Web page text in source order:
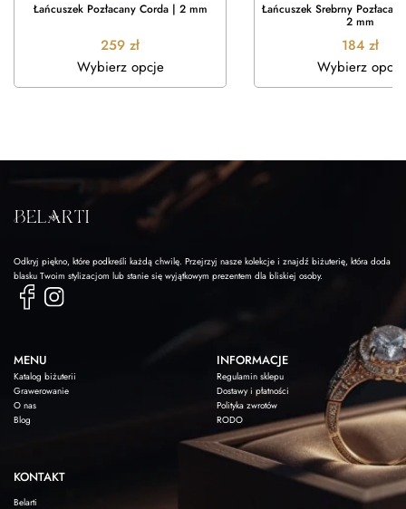
Łańcuszek Pozłacany Corda | 2 mm
259 zł
Wybierz opcje
Łańcuszek Srebrny
2 mm
184 zł
Wybierz opcje
Odkryj piękno, które podkreśli każdą chwilę. Przejrzyj nasze kolekcje i znajdź biżuterię, która doda
blasku Twoim stylizacjom lub stanie się wyjątkowym prezentem dla bliskiej osoby.
MENU
Katalog biżuterii
Grawerowanie
O nas
Blog
INFORMACJE
Regulamin sklepu
Dostawy i płatności
Polityka zwrotów
RODO
KONTAKT
Belarti